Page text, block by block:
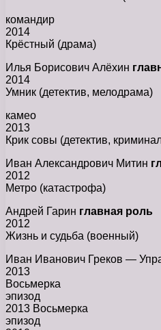
командир
2014
Крёстный (драма)
Илья Борисович Алёхин
2014
Умник (детектив, мелодрама)
камео
2013
Крик совы (детектив,
Иван Александрович Митин
2012
Метро (катастрофа)
Андрей Гарин главная роль
2012
Жизнь и судьба (военный)
Иван Иванович Греков —
2013
Восьмерка
эпизод
2013 Восьмерка
эпизод